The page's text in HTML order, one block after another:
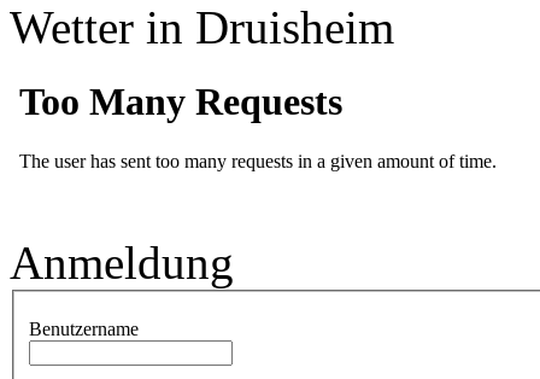
Wetter in Druisheim
Anmeldung
Benutzername